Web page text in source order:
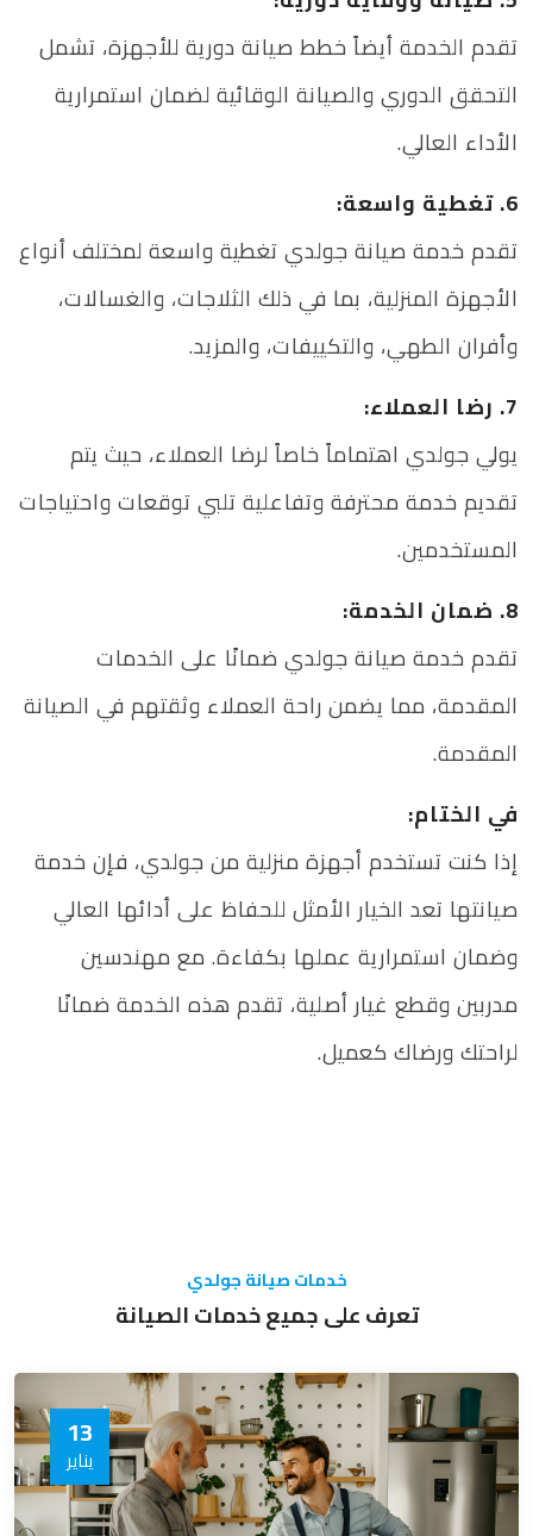
تقدم الخدمة أيضاً خطط صيانة دورية للأجهزة، تشمل
التحقق الدوري والصيانة الوقائية لضمان استمرارية
الأداء العالي.
6. تغطية واسعة:
تقدم خدمة صيانة جولدي تغطية واسعة لمختلف أنواع
الأجهزة المنزلية، بما في ذلك الثلاجات، والغسالات،
وأفران الطهي، والتكييفات، والمزيد.
7. رضا العملاء:
يولي جولدي اهتماماً خاصاً لرضا العملاء، حيث يتم
تقديم خدمة محترفة وتفاعلية تلبي توقعات واحتياجات
المستخدمين.
8. ضمان الخدمة:
تقدم خدمة صيانة جولدي ضمانًا على الخدمات
المقدمة، مما يضمن راحة العملاء وثقتهم في الصيانة
المقدمة.
في الختام:
إذا كنت تستخدم أجهزة منزلية من جولدي، فإن خدمة
صيانتها تعد الخيار الأمثل للحفاظ على أدائها العالي
وضمان استمرارية عملها بكفاءة. مع مهندسين
مدربين وقطع غيار أصلية، تقدم هذه الخدمة ضمانًا
لراحتك ورضاك كعميل.
خدمات صيانة جولدي
تعرف على جميع خدمات الصيانة
13
يناير